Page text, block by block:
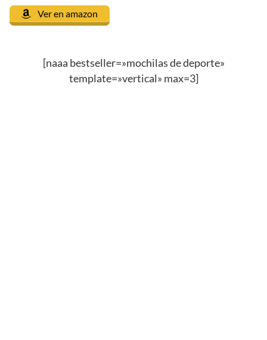
Ver en amazon
[naaa bestseller=»mochilas de deporte»
template=»vertical» max=3]